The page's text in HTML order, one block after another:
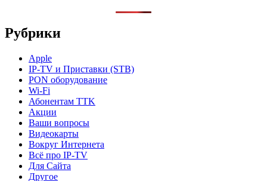
Рубрики
Apple
IP-TV и Приставки (STB)
PON оборудование
Wi-Fi
Абонентам TTK
Акции
Ваши вопросы
Видеокарты
Вокруг Интернета
Всё про IP-TV
Для Сайта
Другое